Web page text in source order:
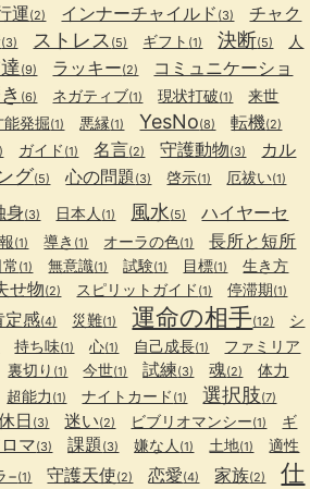
運(2) インナーチャイルド (3)
チャク
(3) ストレス (5) ギフト (1) 決断(5)
人
(9) ラッキー(2)
コミュニケーショ
(6) ネガティブ(1) 現状打破(1) 来世
能発掘(1) 悪縁(1) YesNo(8) 転機(2)
ガイド (1) 名言(2) 守護動物(3)
カル
グ(5) 心の問題(3) 啓示(1) 厄祓い(1)
身(3) 日本人 (1) 風水(5)
ハイヤーセ
(1) 導き (1) オーラの色(1) 長所と短所
常 (1) 無意識(1) 試験(1) 目標(1) 生き方
せ物(2) スピリットガイド (1) 停滞期(1)
定感(4) 災難(1) 運命の相手(12)
シ
持ち味(1) 心(1) 自己成長(1)
ファミリア
裏切り (1) 今世(1) 試練(3) 魂(2) 体力
超能力 (1) ナイトカード (1) 選択肢(7)
日 (3) 迷い(2) ビブリオマンシー(1)
ギ
マ(3) 課題(3) 嫌な人 (1) 土地(1) 適性
−(1) 守護天使(2) 恋愛(4) 家族(2)
仕